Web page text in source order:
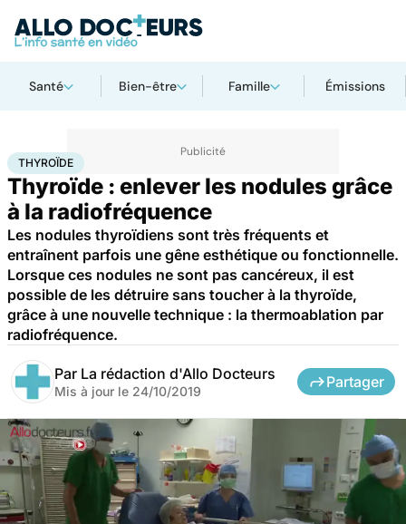
Santé Bien-être Famille Émissions
AccueilSantéMaladies
THYROÏDE
Thyroïde : enlever les nodules grâce
à la radiofréquence
Les nodules thyroïdiens sont très fréquents et
entraînent parfois une gêne esthétique ou fonctionnelle.
Lorsque ces nodules ne sont pas cancéreux, il est
possible de les détruire sans toucher à la thyroïde,
grâce à une nouvelle technique : la thermoablation par
radiofréquence.
Par La rédaction d'Allo Docteurs
Mis à jour le 24/10/2019
Partager